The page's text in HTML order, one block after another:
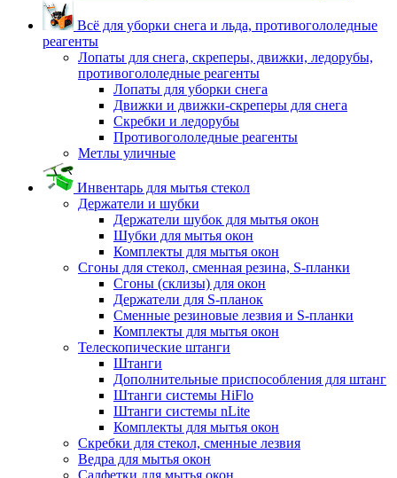
Всё для уборки снега и льда, противогололедные
реагенты
Лопаты для снега, скреперы, движки, ледорубы,
противогололедные реагенты
Лопаты для уборки снега
Движки и движки-скреперы для снега
Скребки и ледорубы
Противогололедные реагенты
Метлы уличные
Инвентарь для мытья стекол
Держатели и шубки
Держатели шубок для мытья окон
Шубки для мытья окон
Комплекты для мытья окон
Сгоны для стекол, сменная резина, S-планки
Сгоны (склизы) для окон
Держатели для S-планок
Сменные резиновые лезвия и S-планки
Комплекты для мытья окон
Телескопические штанги
Штанги
Дополнительные приспособления для штанг
Штанги системы HiFlo
Штанги системы nLite
Комплекты для мытья окон
Скребки для стекол, сменные лезвия
Ведра для мытья окон